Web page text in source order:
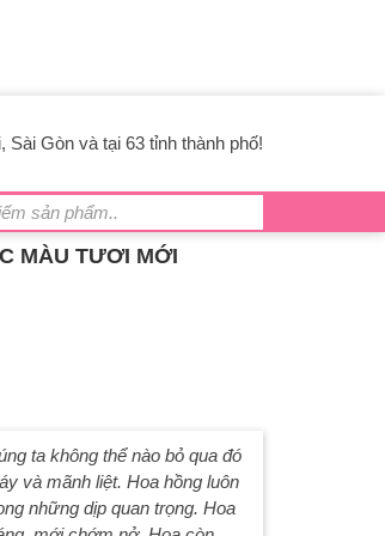
Gòn và tại 63 tỉnh thành phố!
phẩm
MÀU TƯƠI MỚI
ta không thể nào bỏ qua đó
và mãnh liệt. Hoa hồng luôn
những dịp quan trọng. Hoa